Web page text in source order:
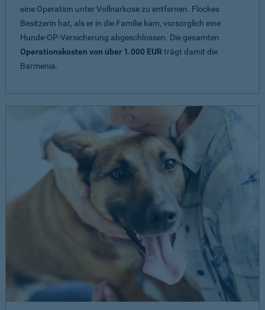
eine Operation unter Vollnarkose zu entfernen. Flockes
Besitzerin hat, als er in die Familie kam, vorsorglich eine
Hunde-OP-Versicherung abgeschlossen. Die gesamten
Operationskosten von über 1.000 EUR trägt damit die
Barmenia.